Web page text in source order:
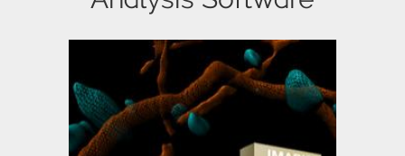
Imaris module packages providing out